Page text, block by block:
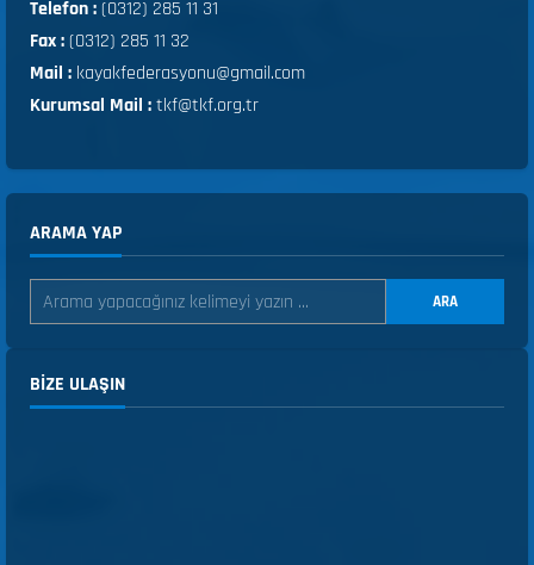
Telefon :(0312) 285 11 31
Fax :(0312) 285 11 32
Mail : kayakfederasyonu@gmail.com
Kurumsal Mail :tkf@tkf.org.tr
ARAMA YAP
ARA
BIZE ULAŞIN